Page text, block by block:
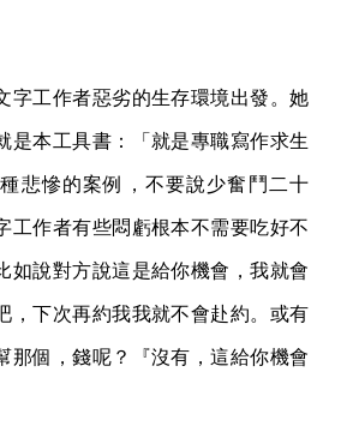
字工作者惡劣的生存環境出發。她
是本工具書：「就是專職寫作求生
悲慘的案例，不要說少奮鬥二十
工作者有些悶虧根本不需要吃好不
如說對方說這是給你機會，我就會
，下次再約我我就不會赴約。或有
那個，錢呢？『沒有，這給你機會